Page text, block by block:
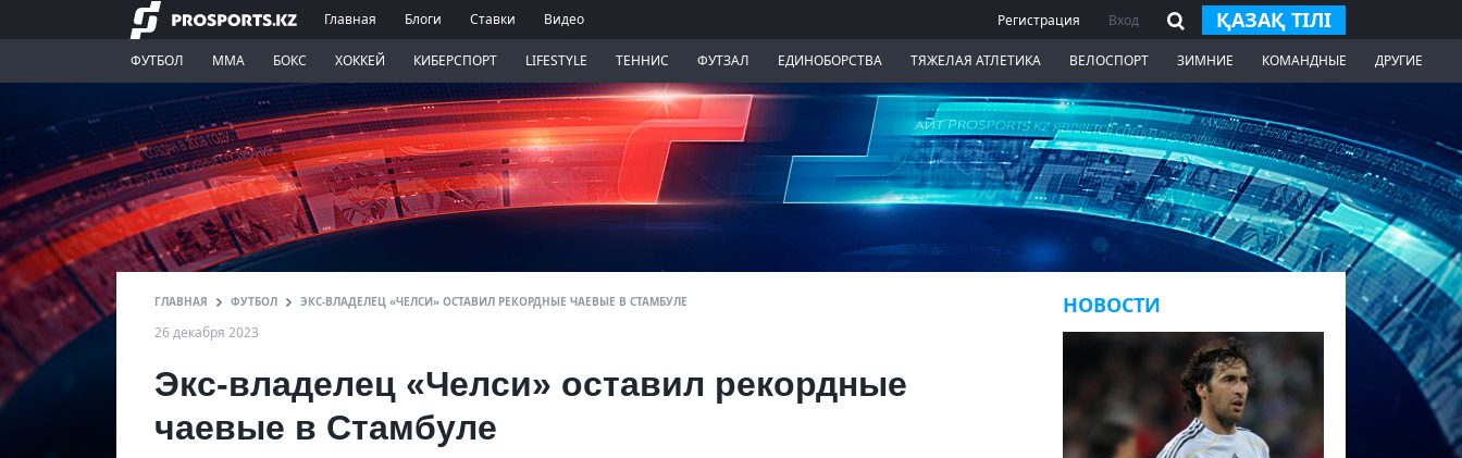
Главная Блоги Ставки Видео Регистрация Вход ҚАЗАҚ ТІЛІ
ФУТБОЛ ММА БОКС ХОККЕЙ КИБЕРСПОРТ LIFESTYLE ТЕННИС ФУТЗАЛ ЕДИНОБОРСТВА ТЯЖЕЛАЯ АТЛЕТИКА ВЕЛОСПОРТ ЗИМНИЕ КОМАНДНЫЕ ДРУГИЕ
ГЛАВНАЯ ФУТБОЛ ЭКС-ВЛАДЕЛЕЦ «ЧЕЛСИ» ОСТАВИЛ РЕКОРДНЫЕ ЧАЕВЫЕ В СТАМБУЛЕ
26 декабря 2023
Экс-владелец «Челси» оставил рекордные
чаевые в Стамбуле
НОВОСТИ